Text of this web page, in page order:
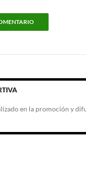
en la promoción y